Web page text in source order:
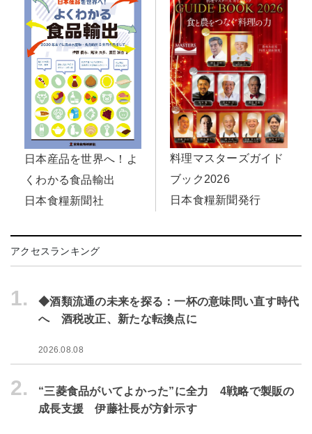
日本産品を世界へ！よ
くわかる食品輸出
日本食糧新聞社
料理マスターズガイド
ブック2026
日本食糧新聞発行
アクセスランキング
1.
◆酒類流通の未来を探る：一杯の意味問い直す時代
へ 酒税改正、新たな転換点に
2026.08.08
2.
“三菱食品がいてよかった”に全力 4戦略で製販の
成長支援 伊藤社長が方針示す